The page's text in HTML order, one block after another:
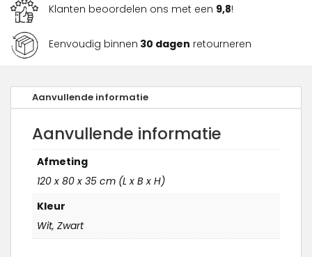
Klanten beoordelen ons met een 9,8!
Eenvoudig binnen 30 dagen retourneren
Aanvullende informatie
Aanvullende informatie
Afmeting
120 x 80 x 35 cm (L x B x H)
Kleur
Wit, Zwart